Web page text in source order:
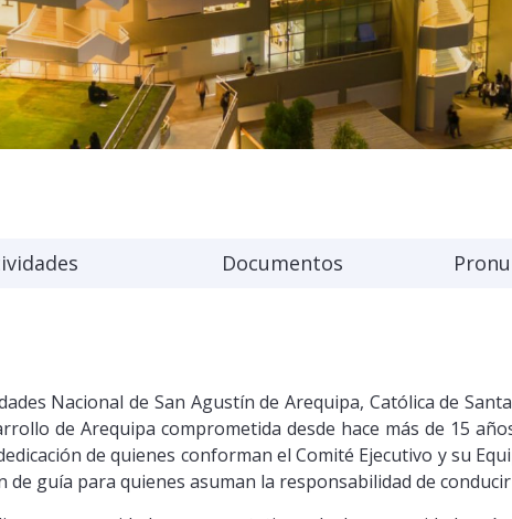
Documentos
Nacional de San Agustín de Arequipa, Católica de
de Arequipa comprometida desde hace más de 15
de quienes conforman el Comité Ejecutivo y su
de guía para quienes asuman la responsabilidad de